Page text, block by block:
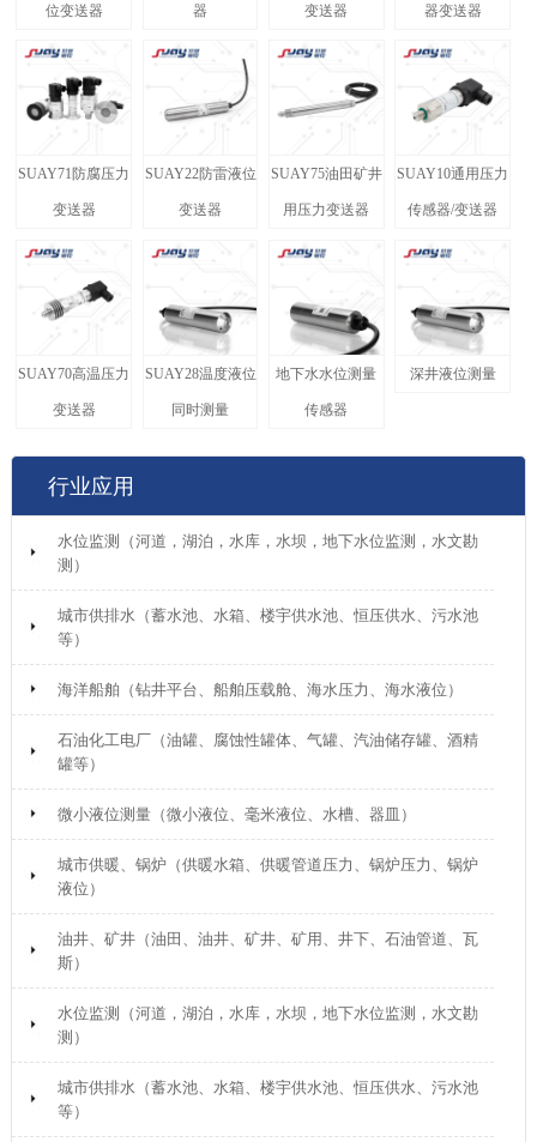
位变送器 器 变送器 器变送器
SUAY71防腐压力
变送器
SUAY22防雷液位
变送器
SUAY75油田矿井
用压力变送器
SUAY10通用压力
传感器/变送器
SUAY70高温压力
变送器
SUAY28温度液位
同时测量
地下水水位测量
传感器
深井液位测量
行业应用
水位监测（河道，湖泊，水库，水坝，地下水位监测，水文勘
测）
城市供排水（蓄水池、水箱、楼宇供水池、恒压供水、污水池
等）
海洋船舶（钻井平台、船舶压载舱、海水压力、海水液位）
石油化工电厂（油罐、腐蚀性罐体、气罐、汽油储存罐、酒精
罐等）
微小液位测量（微小液位、毫米液位、水槽、器皿）
城市供暖、锅炉（供暖水箱、供暖管道压力、锅炉压力、锅炉
液位）
油井、矿井（油田、油井、矿井、矿用、井下、石油管道、瓦
斯）
水位监测（河道，湖泊，水库，水坝，地下水位监测，水文勘
测）
城市供排水（蓄水池、水箱、楼宇供水池、恒压供水、污水池
等）